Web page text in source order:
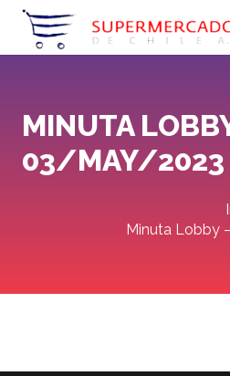
MINUTA
03/MAY/2023
Minuta Lobby